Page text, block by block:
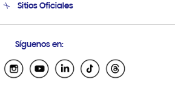
Soporte vía eMail
Sitios Oficiales
Samsung Ecuador
El Salvador
Síguenos en: